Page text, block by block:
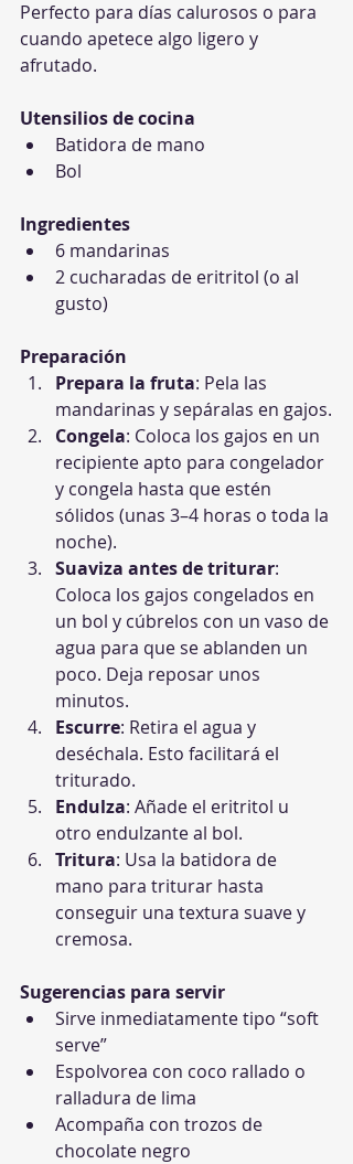
Perfecto para días calurosos o para
cuando apetece algo ligero y
afrutado.
Utensilios de cocina
Batidora de mano
Bol
Ingredientes
6 mandarinas
2 cucharadas de eritritol (o al
gusto)
Preparación
Prepara la fruta: Pela las
mandarinas y sepáralas en gajos.
Congela: Coloca los gajos en un
recipiente apto para congelador
y congela hasta que estén
sólidos (unas 3–4 horas o toda la
noche).
Suaviza antes de triturar:
Coloca los gajos congelados en
un bol y cúbrelos con un vaso de
agua para que se ablanden un
poco. Deja reposar unos
minutos.
Escurre: Retira el agua y
deséchala. Esto facilitará el
triturado.
Endulza: Añade el eritritol u
otro endulzante al bol.
Tritura: Usa la batidora de
mano para triturar hasta
conseguir una textura suave y
cremosa.
Sugerencias para servir
Sirve inmediatamente tipo “soft
serve”
Espolvorea con coco rallado o
ralladura de lima
Acompaña con trozos de
chocolate negro